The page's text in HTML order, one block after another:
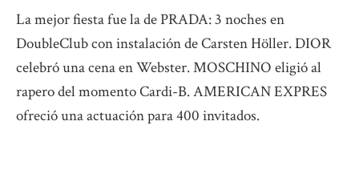
La mejor fiesta fue la de PRADA: 3 noches en
DoubleClub con instalación de Carsten Höller. DIOR
celebró una cena en Webster. MOSCHINO eligió al
rapero del momento Cardi-B. AMERICAN EXPRES
ofreció una actuación para 400 invitados.